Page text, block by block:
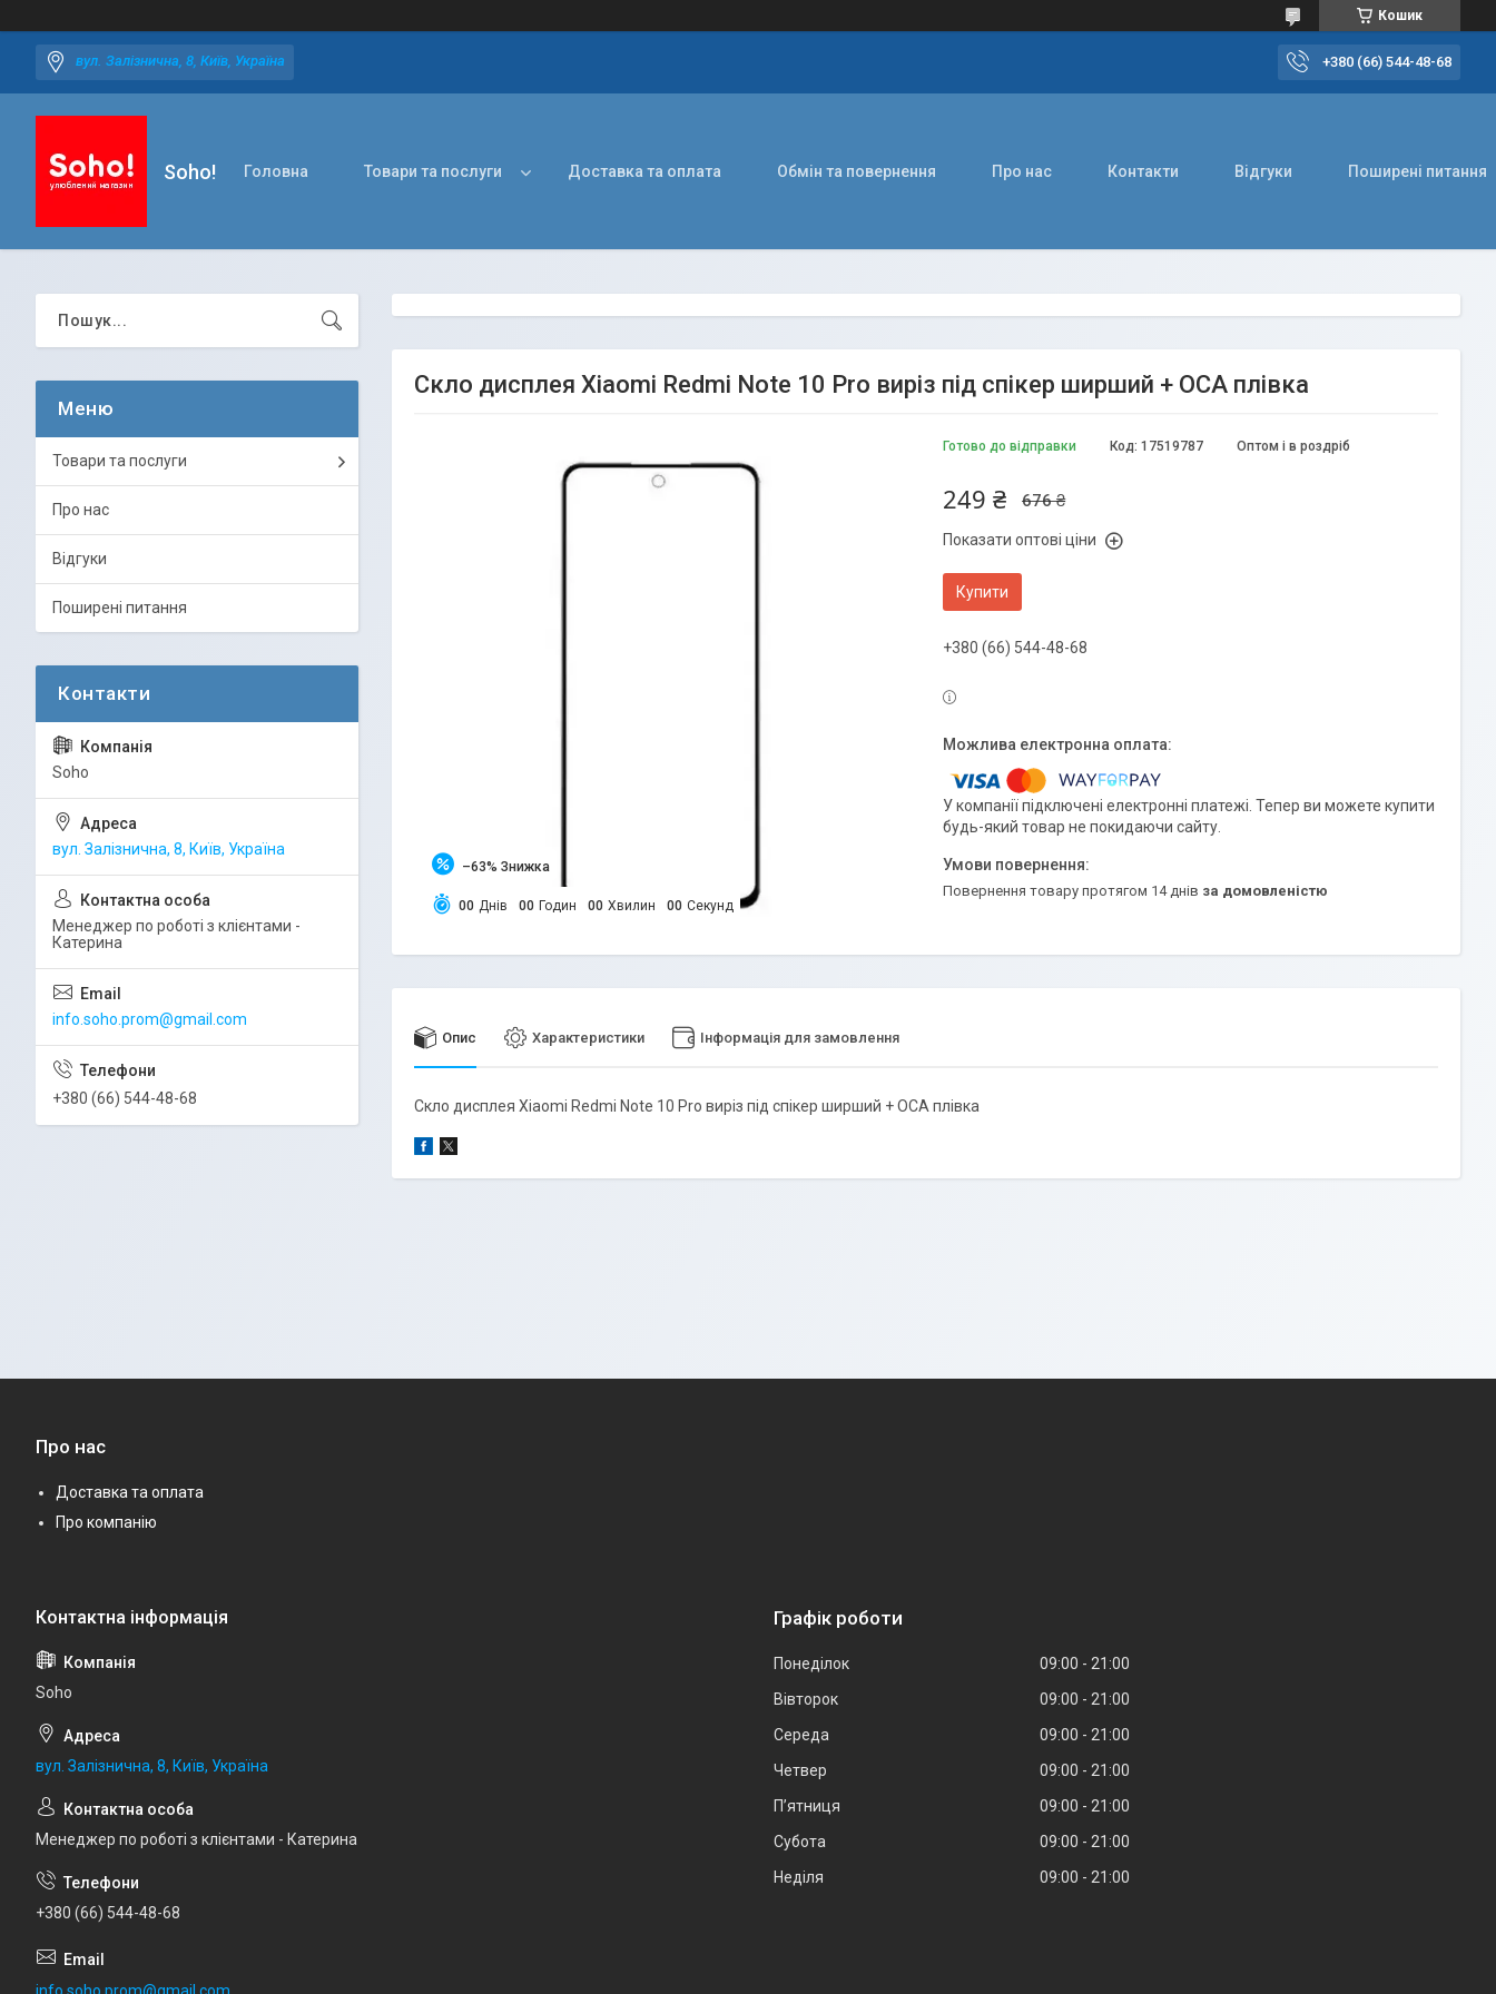
Кошик
вул. Залізнична, 8, Київ, Україна +380 (66) 544-48-68
Soho! Головна Товари та послуги Доставка та оплата Обмін та повернення Про нас Контакти Відгуки Поширені питання
Скло дисплея Xiaomi Redmi Note 10 Pro виріз під спікер ширший + ОСА плівка
–63%
00 Днів 00 Годин 00 Хвилин 00 Секунд
Готово до відправки Оптом і в роздріб
Код: 17519787
676 ₴
249 ₴
Показати оптові ціни
Купити
+380 (66) 544-48-68
У компанії підключені електронні платежі. Тепер ви можете купити
будь-який товар не покидаючи сайту.
повернення товару протягом 14 днів за домовленістю
Опис Характеристики Інформація для замовлення
Скло дисплея Xiaomi Redmi Note 10 Pro виріз під спікер ширший + ОСА плівка
Товари та послуги
Про нас
Відгуки
Поширені питання
Soho
вул. Залізнична, 8, Київ, Україна
Менеджер по роботі з клієнтами -
Катерина
info.soho.prom@gmail.com
+380 (66) 544-48-68
Про нас
Доставка та оплата
Про компанію
Soho
вул. Залізнична, 8, Київ, Україна
Менеджер по роботі з клієнтами - Катерина
+380 (66) 544-48-68
info.soho.prom@gmail.com
Графік роботи
Понеділок 09:00
21:00
Вівторок
09:00
21:00
Середа
09:00
21:00
Четвер
09:00
21:00
Пʼятниця
09:00
21:00
Субота
09:00
21:00
Неділя
09:00 21:00